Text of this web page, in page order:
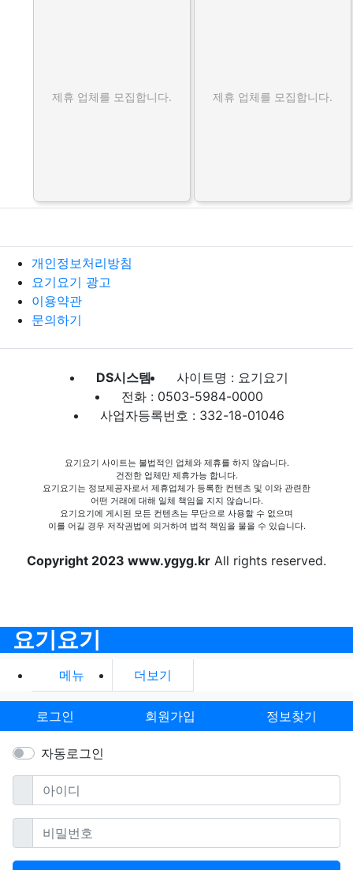
제휴 업체를 모집합니다. 제휴 업체를 모집합니다.
개인정보처리방침
요기요기 광고
이용약관
문의하기
DS시스템
사이트명 : 요기요기
전화 : 0503-5984-0000
사업자등록번호 : 332-18-01046
요기요기 사이트는 불법적인 업체와 제휴를 하지 않습니다.
건전한 업체만 제휴가능 합니다.
요기요기는 정보제공자로서 제휴업체가 등록한 컨텐츠 및 이와 관련한
어떤 거래에 대해 일체 책임을 지지 않습니다.
요기요기에 게시된 모든 컨텐츠는 무단으로 사용할 수 없으며
이를 어길 경우 저작권법에 의거하여 법적 책임을 물을 수 있습니다.
Copyright 2023 www.ygyg.kr All rights reserved.
요기요기
메뉴 더보기
로그인 회원가입 정보찾기
자동로그인
아이디필수
비밀번호필수